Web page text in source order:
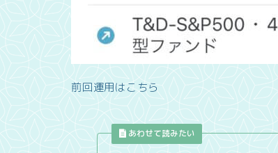
前回運用はこちら